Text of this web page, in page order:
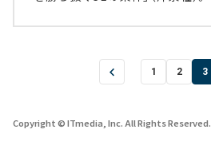
1 2 3
Copyright © ITmedia, Inc. All Rights Reserved.